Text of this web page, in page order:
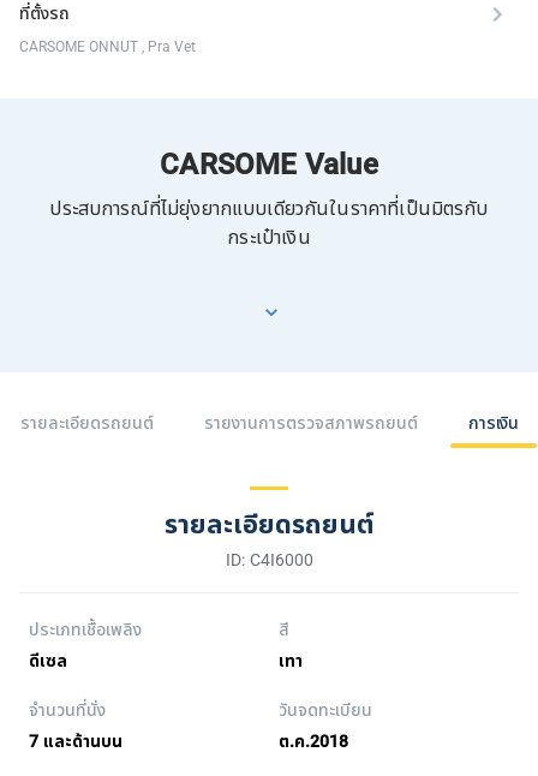
ที่ตั้งรถ
CARSOME ONNUT , Pra Vet
CARSOME Value
ประสบการณ์ที่ไม่ยุ่งยากแบบเดียวกันในราคาที่เป็นมิตรกับ
กระเป๋าเงิน
รายละเอียดรถยนต์ รายงานการตรวจสภาพรถยนต์ การเงิน
รายละเอียดรถยนต์
ID: C4I6000
ประเภทเชื้อเพลิง
ดีเซล
สี
เทา
จำนวนที่นั่ง
7 และด้านบน
วันจดทะเบียน
ต.ค.2018